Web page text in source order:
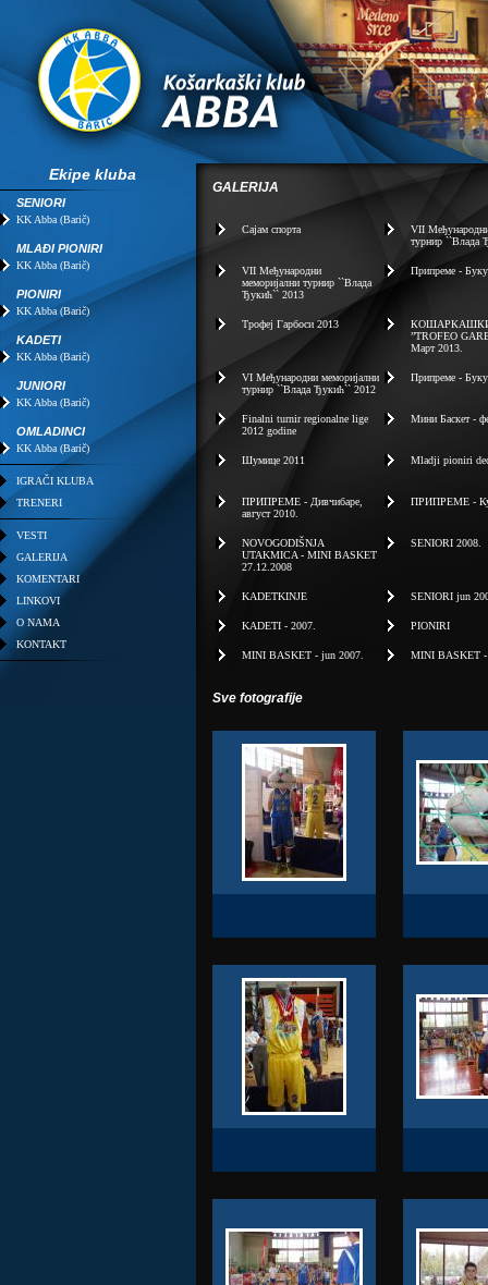
Ekipe kluba
SENIORI
KK Abba (Barič)
MLAĐI PIONIRI
KK Abba (Barič)
PIONIRI
KK Abba (Barič)
KADETI
KK Abba (Barič)
JUNIORI
KK Abba (Barič)
OMLADINCI
KK Abba (Barič)
IGRAČI KLUBA
TRENERI
VESTI
GALERIJA
KOMENTARI
LINKOVI
O NAMA
KONTAKT
GALERIJA
Сајам спорта
VII
турнир ``Влада
VII Mеђународни
меморијални турнир ``Влада
Ђукић`` 2013
Припреме -
Трофеј Гарбоси 2013
”TROFEO
Март 2013.
VI Mеђународни меморијални
турнир ``Влада Ђукић`` 2012
Припреме -
Finalni turnir regionalne lige
2012 godine
Мини Баскет -
Шумице 2011 Mladji pioniri
ПРИПРЕМЕ - Дивчибаре,
август 2010.
ПРИПРЕМЕ -
NOVOGODIŠNJA
UTAKMICA - MINI BASKET
27.12.2008
SENIORI 2008.
KADETKINJE SENIORI jun
KADETI - 2007. PIONIRI
MINI BASKET - jun 2007. MINI BASKET -
Sve fotografije